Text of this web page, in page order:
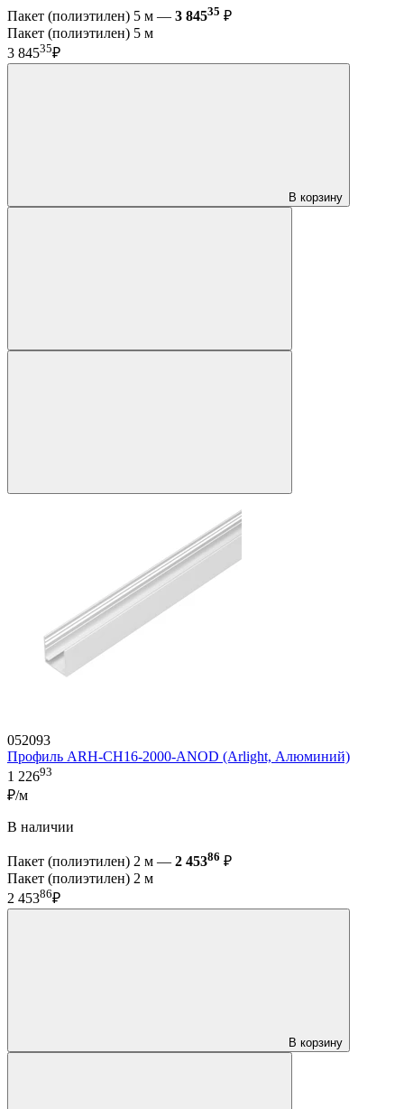
Пакет (полиэтилен) 5 м — 3 84535 ₽
Пакет (полиэтилен) 5 м
3 84535₽
В корзину
052093
Профиль ARH-CH16-2000-ANOD (Arlight, Алюминий)
1 22693
₽/м
В наличии
Пакет (полиэтилен) 2 м — 2 45386 ₽
Пакет (полиэтилен) 2 м
2 45386₽
В корзину